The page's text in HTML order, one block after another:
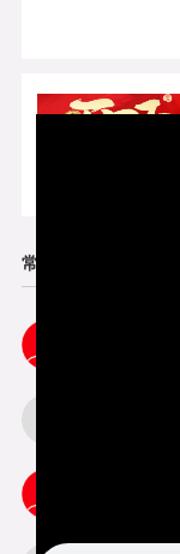
常见问题